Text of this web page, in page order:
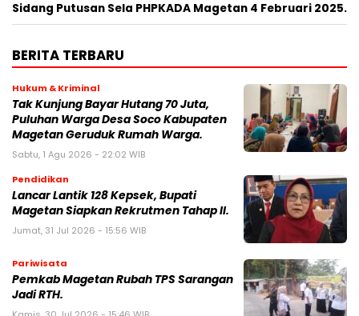
Sidang Putusan Sela PHPKADA Magetan 4 Februari 2025.
BERITA TERBARU
Hukum & Kriminal
Tak Kunjung Bayar Hutang 70 Juta,
Puluhan Warga Desa Soco Kabupaten
Magetan Geruduk Rumah Warga.
Sabtu, 1 Agu 2026 - 22:02 WIB
Pendidikan
Lancar Lantik 128 Kepsek, Bupati
Magetan Siapkan Rekrutmen Tahap II.
Jumat, 31 Jul 2026 - 15:56 WIB
Pariwisata
Pemkab Magetan Rubah TPS Sarangan
Jadi RTH.